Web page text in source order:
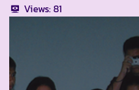
Views:81